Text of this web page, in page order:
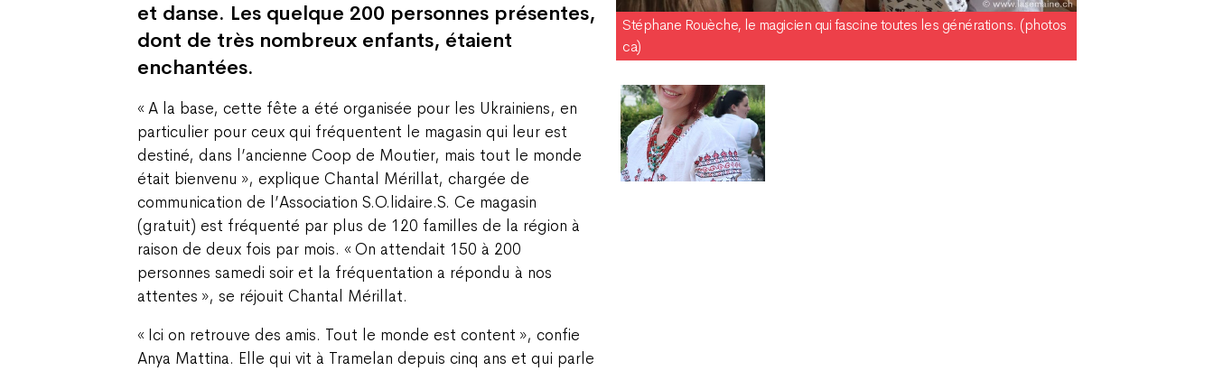
et danse. Les quelque 200 personnes présentes,
dont de très nombreux enfants, étaient
enchantées.
« A la base, cette fête a été organisée pour les Ukrainiens, en
particulier pour ceux qui fréquentent le magasin qui leur est
destiné, dans l’ancienne Coop de Moutier, mais tout le monde
était bienvenu », explique Chantal Mérillat, chargée de
communication de l’Association S.O.lidaire.S. Ce magasin
(gratuit) est fréquenté par plus de 120 familles de la région à
raison de deux fois par mois. « On attendait 150 à 200
personnes samedi soir et la fréquentation a répondu à nos
attentes », se réjouit Chantal Mérillat.
« Ici on retrouve des amis. Tout le monde est content », confie
Anya Mattina. Elle qui vit à Tramelan depuis cinq ans et qui parle
Stéphane Rouèche, le magicien qui fascine toutes les générations. (photos
ca)